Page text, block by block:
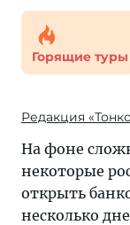
Горящие туры
Редакция
На фоне
некоторые
открыть
несколько